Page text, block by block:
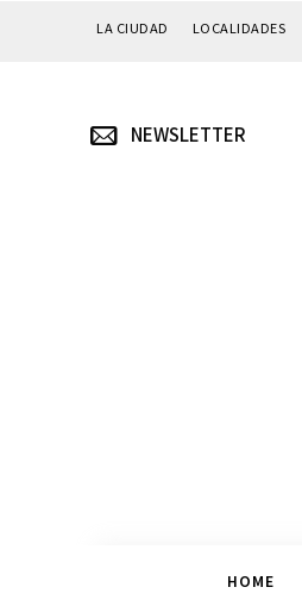
LA CIUDAD LOCALIDADES
NEWSLETTER
HOME